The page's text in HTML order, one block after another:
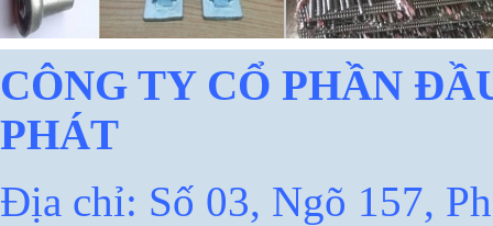
CÔNG TY CỔ PHẦN
PHÁT
Địa chỉ: Số 03, Ngõ 157,